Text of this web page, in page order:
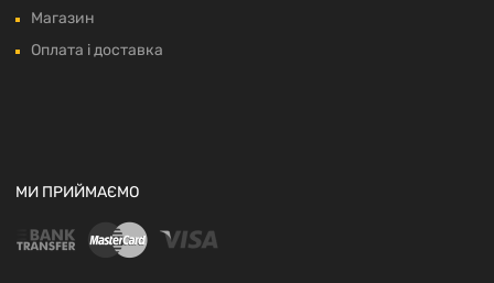
Магазин
Оплата і доставка
МИ ПРИЙМАЄМО